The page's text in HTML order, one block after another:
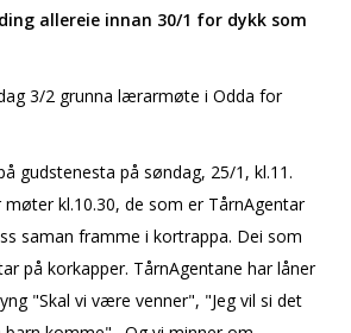
allereie innan 30/1 for dykk som
3/2 grunna lærarmøte i Odda for
gudstenesta på søndag, 25/1, kl.11.
kl.10.30, de som er TårnAgentar
saman framme i kortrappa. Dei som
på korkapper. TårnAgentane har låner
"Skal vi være venner", "Jeg vil si det